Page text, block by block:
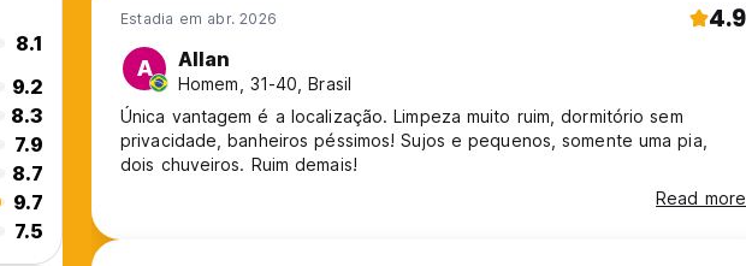
8.1
9.2
8.3
7.9
8.7
9.7
7.5
Estadia em abr. 2026 4.9
A Allan
Homem, 31-40, Brasil
Única vantagem é a localização. Limpeza muito ruim, dormitório sem
privacidade, banheiros péssimos! Sujos e pequenos, somente uma pia,
dois chuveiros. Ruim demais!
Read more